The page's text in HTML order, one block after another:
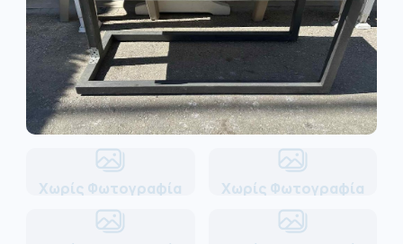
Χωρίς Φωτογραφία Χωρίς Φωτογραφία